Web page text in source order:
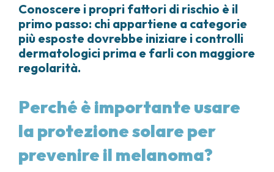
Conoscere i propri fattori di rischio è il
primo passo: chi appartiene a categorie
più esposte dovrebbe iniziare i controlli
dermatologici prima e farli con maggiore
regolarità.
Perché è importante usare
la protezione solare per
prevenire il melanoma?